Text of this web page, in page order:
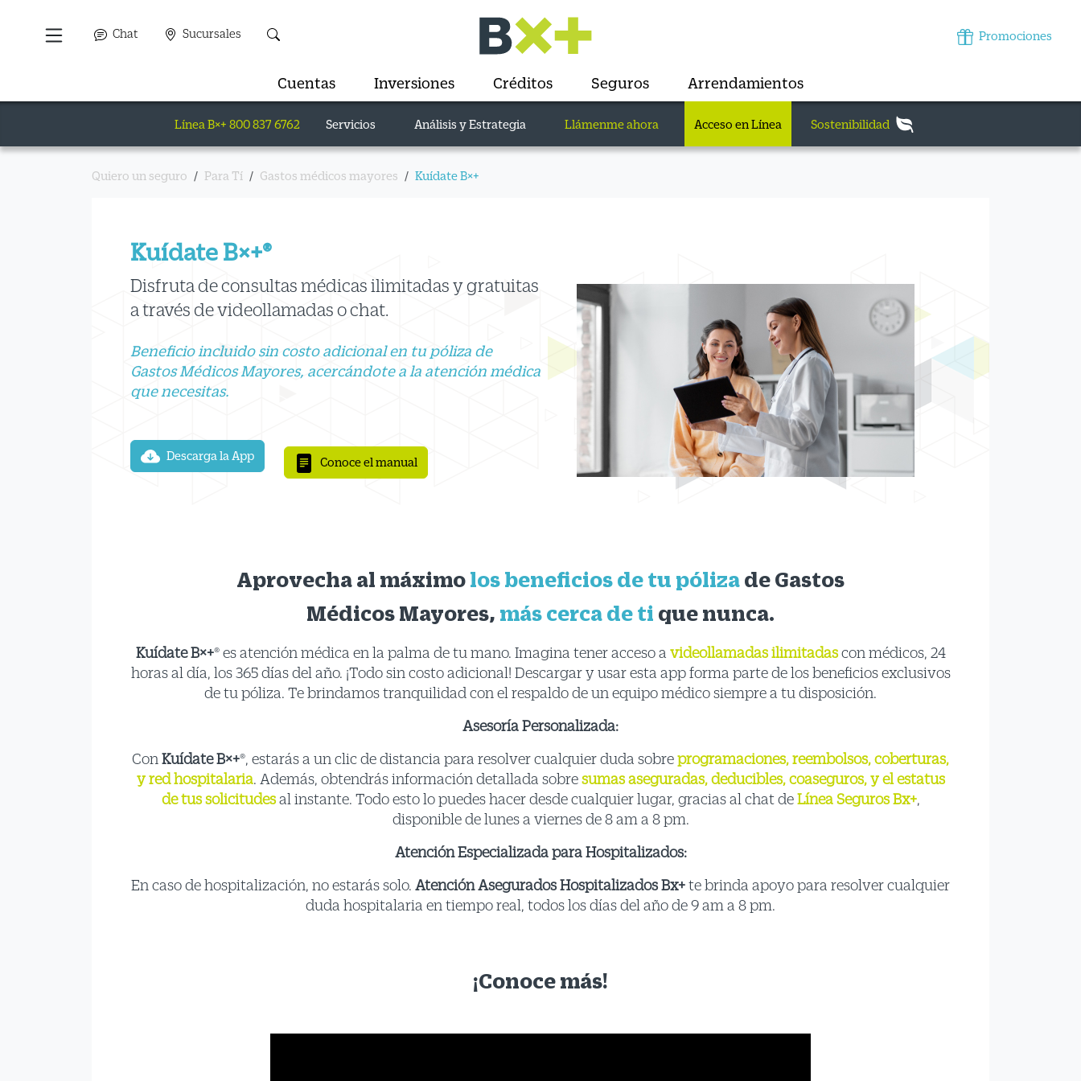
Chat Sucursales Promociones
Cuentas Inversiones Créditos Seguros Arrendamientos
Línea B×+ 800 837 6762 Servicios Análisis y Estrategia Llámenme ahora Acceso en Línea Sostenibilidad
Quiero un seguro Para Tí Gastos médicos mayores Kuídate B×+
Kuídate B×+®
Disfruta de consultas médicas ilimitadas y gratuitas
a través de videollamadas o chat.
Beneficio incluido sin costo adicional en tu póliza de
Gastos Médicos Mayores, acercándote a la atención médica
que necesitas.
Descarga la App Conoce el manual
Aprovecha al máximo los beneficios de tu póliza de Gastos
Médicos Mayores, más cerca de ti que nunca.
Kuídate B×+® es atención médica en la palma de tu mano. Imagina tener acceso a videollamadas ilimitadascon médicos, 24
horas al día, los 365 días del año. ¡Todo sin costo adicional! Descargar y usar esta app forma parte de los beneficios exclusivos
de tu póliza. Te brindamos tranquilidad con el respaldo de un equipo médico siempre a tu disposición.
Asesoría Personalizada:
Con Kuídate B×+®, estarás a un clic de distancia para resolver cualquier duda sobre programaciones, reembolsos, coberturas,
y red hospitalaria. Además, obtendrás información detallada sobre sumas aseguradas, deducibles, coaseguros, y el estatus
de tus solicitudesal instante. Todo esto lo puedes hacer desde cualquier lugar, gracias al chat de Línea Seguros Bx+,
disponible de lunes a viernes de 8 am a 8 pm.
Atención Especializada para Hospitalizados:
En caso de hospitalización, no estarás solo. Atención Asegurados Hospitalizados Bx+ te brinda apoyo para resolver cualquier
duda hospitalaria en tiempo real, todos los días del año de 9 am a 8 pm.
¡Conoce más!